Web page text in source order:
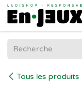
Se rendre au contenu
Tous les produits